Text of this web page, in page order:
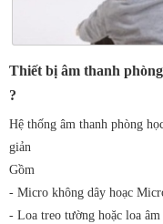
Thiết bị âm thanh
?
Hệ thống âm thanh phòng
giản
Gồm
- Micro không dây hoạc
- Loa treo tường hoặc loa